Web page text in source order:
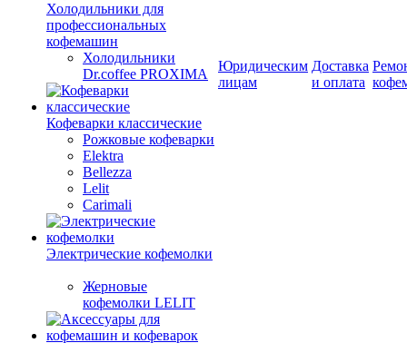
Холодильники для
профессиональных
кофемашин
Холодильники
Dr.coffee PROXIMA
Кофеварки классические
Рожковые кофеварки
Elektra
Bellezza
Lelit
Carimali
Электрические кофемолки
Жерновые
кофемолки LELIT
Юридическим
лицам
Доставка
и оплата